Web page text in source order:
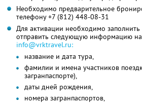
Необходимо предварительное
телефону +7 (812) 448-08-31
Для активации необходимо
отправить следующую информацию
info@vrktravel.ru:
название и дата тура,
фамилии и имена участников
загранпаспорте),
даты дней рождения,
номера загранпаспортов,